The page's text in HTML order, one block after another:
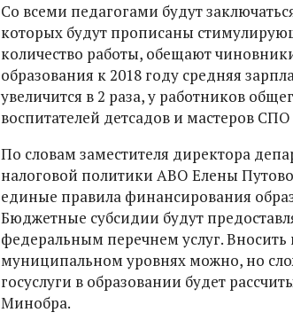
Со всеми педагогами будут
которых будут прописаны
количество работы, обещают
образования к 2018 году средняя
увеличится в 2 раза, у работников
воспитателей детсадов и мастеров СПО
По словам заместителя директора
налоговой политики АВО Елены
единые правила финансирования
Бюджетные субсидии будут
федеральным перечнем услуг.
муниципальном уровнях можно, но
госуслуги в образовании будет
Минобра.